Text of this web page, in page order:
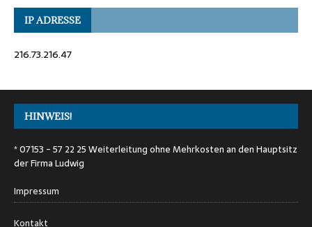
IP ADRESSE
216.73.216.47
HINWEIS!
* 07153 - 57 22 25 Weiterleitung ohne Mehrkosten an den Hauptsitz
der Firma Ludwig
Impressum
Kontakt